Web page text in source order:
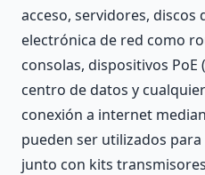
acceso, servidores, discos
electrónica de red como
consolas, dispositivos
centro de datos y
conexión a internet
pueden ser utilizados
junto con kits